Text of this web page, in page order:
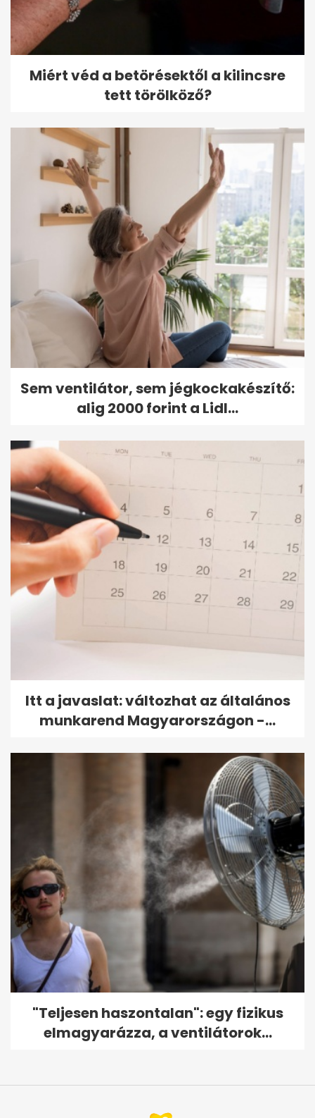
Miért véd a betörésektől a kilincsre
tett törölköző?
Sem ventilátor, sem jégkockakészítő:
alig 2000 forint a Lidl...
Itt a javaslat: változhat az általános
munkarend Magyarországon -...
"Teljesen haszontalan": egy fizikus
elmagyarázza, a ventilátorok...